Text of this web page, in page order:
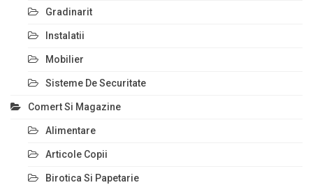
Gradinarit
Instalatii
Mobilier
Sisteme De Securitate
Comert Si Magazine
Alimentare
Articole Copii
Birotica Si Papetarie